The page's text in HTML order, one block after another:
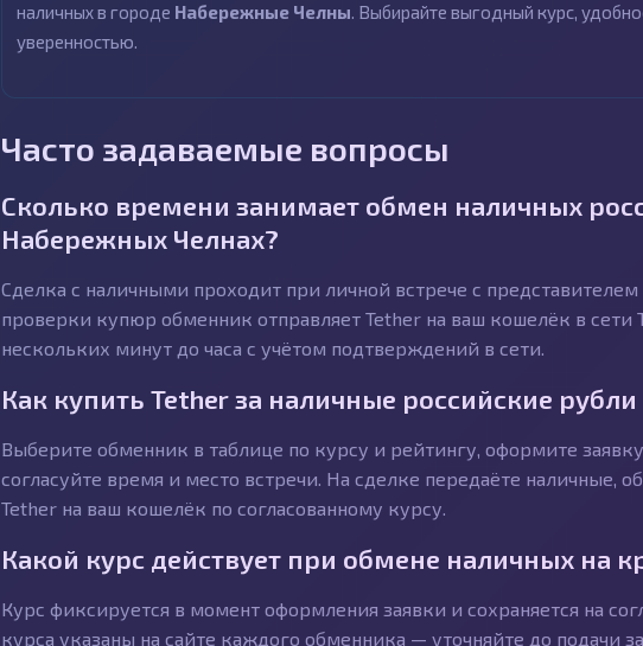
наличных в городе Набережные Челны. Выбирайте выгодный курс,
уверенностью.
Часто задаваемые вопросы
Сколько времени занимает обмен наличных
Набережных Челнах?
Сделка с наличными проходит при личной встрече с
проверки купюр обменник отправляет Tether на ваш кошелёк в сети
нескольких минут до часа с учётом подтверждений в сети.
Как купить Tether за наличные российские
Выберите обменник в таблице по курсу и рейтингу, оформите
согласуйте время и место встречи. На сделке передаёте наличные,
Tether на ваш кошелёк по согласованному курсу.
Какой курс действует при обмене наличных на
Курс фиксируется в момент оформления заявки и сохраняется на
курса указаны на сайте каждого обменника — уточняйте до подачи